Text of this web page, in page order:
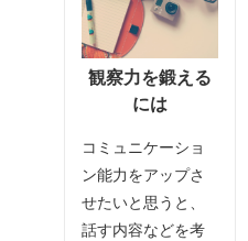
観察力を鍛える
には
コミュニケーショ
ン能力をアップさ
せたいと思うと、
話す内容などを考